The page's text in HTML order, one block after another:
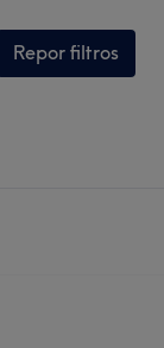
Repor filtros